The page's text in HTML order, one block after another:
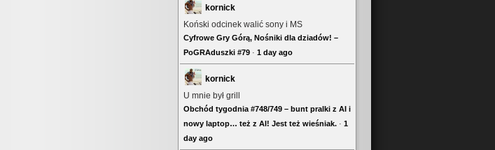
kornick
Koński odcinek walić sony i MS
Cyfrowe Gry Górą, Nośniki dla dziadów! –
PoGRAduszki #79 · 1 day ago
kornick
U mnie był grill
Obchód tygodnia #748/749 – bunt pralki z AI i
nowy laptop… też z AI! Jest też wieśniak. · 1
day ago